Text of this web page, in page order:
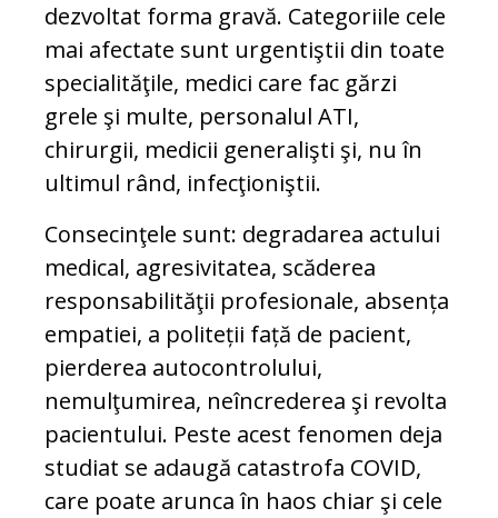
dezvoltat forma gravă. Categoriile cele
mai afectate sunt urgentiştii din toate
specialităţile, medici care fac gărzi
grele şi multe, personalul ATI,
chirurgii, medicii generalişti şi, nu în
ultimul rând, infecţioniştii.
Consecinţele sunt: degradarea actului
medical, agresivitatea, scăderea
responsabilităţii profesionale, absența
empatiei, a politeții față de pacient,
pierderea autocontrolului,
nemulţumirea, neîncrederea şi revolta
pacientului. Peste acest fenomen deja
studiat se adaugă catastrofa COVID,
care poate arunca în haos chiar şi cele